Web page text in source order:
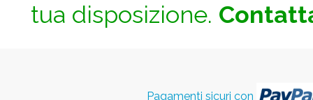
tua disposizione.
Pagamenti sicuri con